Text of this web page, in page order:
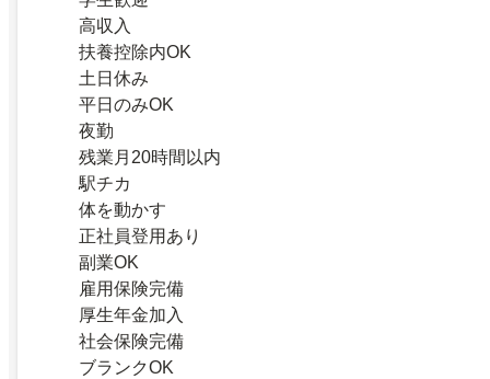
高収入
扶養控除内OK
土日休み
平日のみOK
夜勤
残業月20時間以内
駅チカ
体を動かす
正社員登用あり
副業OK
雇用保険完備
厚生年金加入
社会保険完備
ブランクOK